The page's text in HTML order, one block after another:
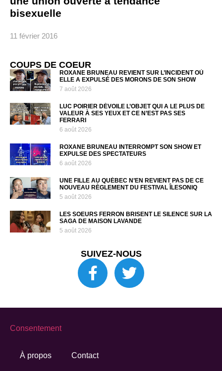
bisexuelle
11 février 2016
COUPS DE COEUR
ROXANE BRUNEAU REVIENT SUR L’INCIDENT OÙ
ELLE A EXPULSÉ DES MORONS DE SON SHOW
7 août 2026
LUC POIRIER DÉVOILE L’OBJET QUI A LE PLUS DE
VALEUR À SES YEUX ET CE N’EST PAS SES
FERRARI
6 août 2026
ROXANE BRUNEAU INTERROMPT SON SHOW ET
EXPULSE DES SPECTATEURS
6 août 2026
UNE FILLE AU QUÉBEC N’EN REVIENT PAS DE CE
NOUVEAU RÈGLEMENT DU FESTIVAL ÎLESONIQ
5 août 2026
LES SOEURS FERRON BRISENT LE SILENCE SUR LA
SAGA DE MAISON LAVANDE
5 août 2026
SUIVEZ-NOUS
À propos Contact
Consentement